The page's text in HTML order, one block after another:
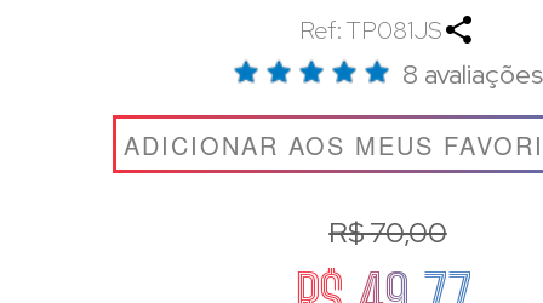
Ref: TP081JS
8 avaliações
ADICIONAR AOS MEUS
R$ 70,00